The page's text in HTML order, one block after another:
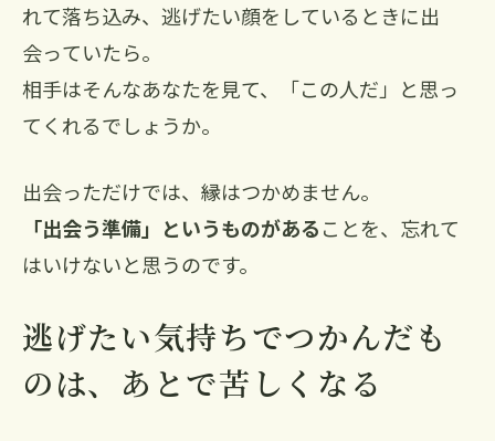
れて落ち込み、逃げたい顔をしているときに出
会っていたら。
相手はそんなあなたを見て、「この人だ」と思っ
てくれるでしょうか。
出会っただけでは、縁はつかめません。
「出会う準備」というものがあることを、忘れて
はいけないと思うのです。
逃げたい気持ちでつかんだも
のは、あとで苦しくなる